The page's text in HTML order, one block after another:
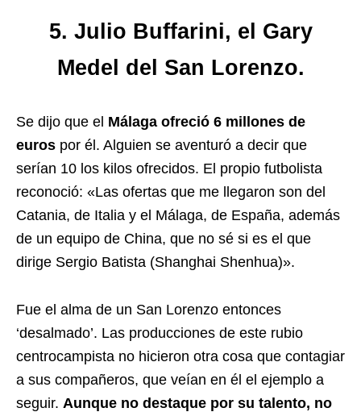
5. Julio Buffarini, el Gary
Medel del San Lorenzo.
Se dijo que el Málaga ofreció 6 millones de
euros por él. Alguien se aventuró a decir que
serían 10 los kilos ofrecidos. El propio futbolista
reconoció: «Las ofertas que me llegaron son del
Catania, de Italia y el Málaga, de España, además
de un equipo de China, que no sé si es el que
dirige Sergio Batista (Shanghai Shenhua)».
Fue el alma de un San Lorenzo entonces
‘desalmado’. Las producciones de este rubio
centrocampista no hicieron otra cosa que contagiar
a sus compañeros, que veían en él el ejemplo a
seguir. Aunque no destaque por su talento, no